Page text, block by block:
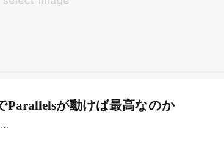
Parallelsが動けば最高なのか